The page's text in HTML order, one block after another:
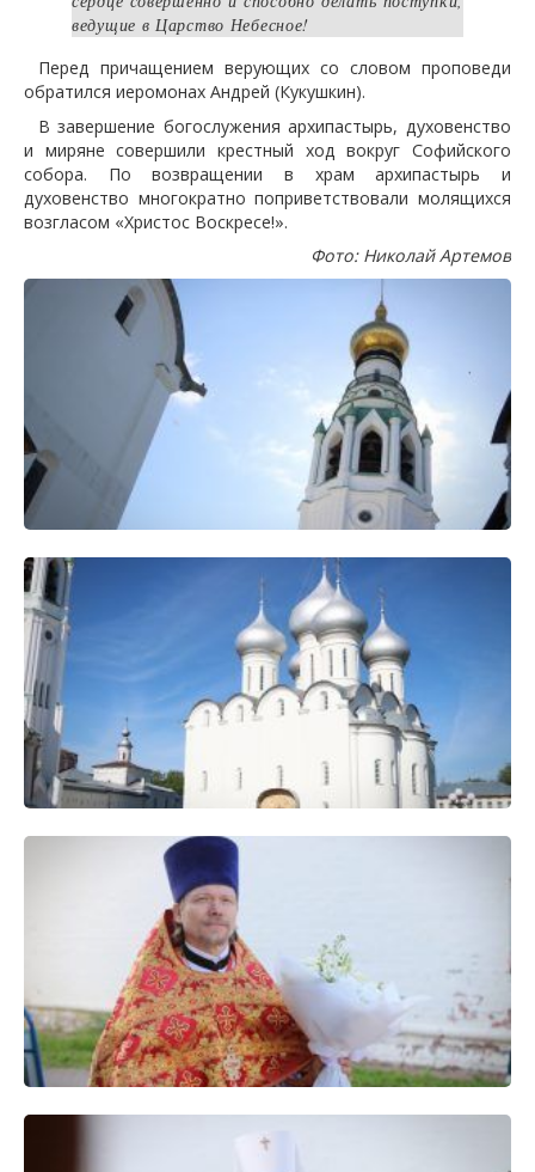
ведущие в Царство Небесное!
Перед причащением верующих со словом проповеди
обратился иеромонах Андрей (Кукушкин).
В завершение богослужения архипастырь, духовенство
и миряне совершили крестный ход вокруг Софийского
собора. По возвращении в храм архипастырь и
духовенство многократно поприветствовали молящихся
возгласом «Христос Воскресе!».
Фото: Николай Артемов